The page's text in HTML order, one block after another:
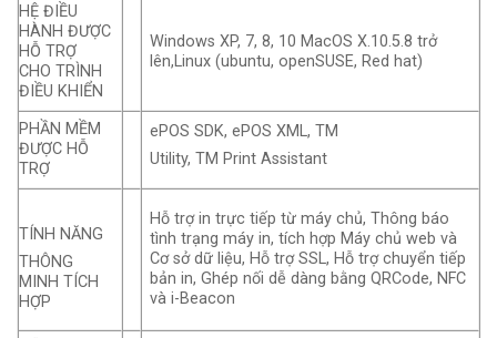
HỆ ĐIỀU
HÀNH ĐƯỢC
HỖ TRỢ
CHO TRÌNH
ĐIỀU KHIỂN
Windows XP, 7, 8, 10 MacOS X.10.5.8 trở
lên,Linux (ubuntu, openSUSE, Red hat)
PHẦN MỀM
ĐƯỢC HỖ
TRỢ
ePOS SDK, ePOS XML, TM
Utility, TM Print Assistant
TÍNH NĂNG
THÔNG
MINH TÍCH
HỢP
Hỗ trợ in trực tiếp từ máy chủ, Thông báo
tình trạng máy in, tích hợp Máy chủ web và
Cơ sở dữ liệu, Hỗ trợ SSL, Hỗ trợ chuyển tiếp
bản in, Ghép nối dễ dàng bằng QRCode, NFC
và i-Beacon